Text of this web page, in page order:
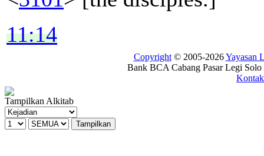
11:14
Copyright© 2005-2026Yayasan
Bank BCA Cabang Pasar Legi
Kontak
Tampilkan Alkitab